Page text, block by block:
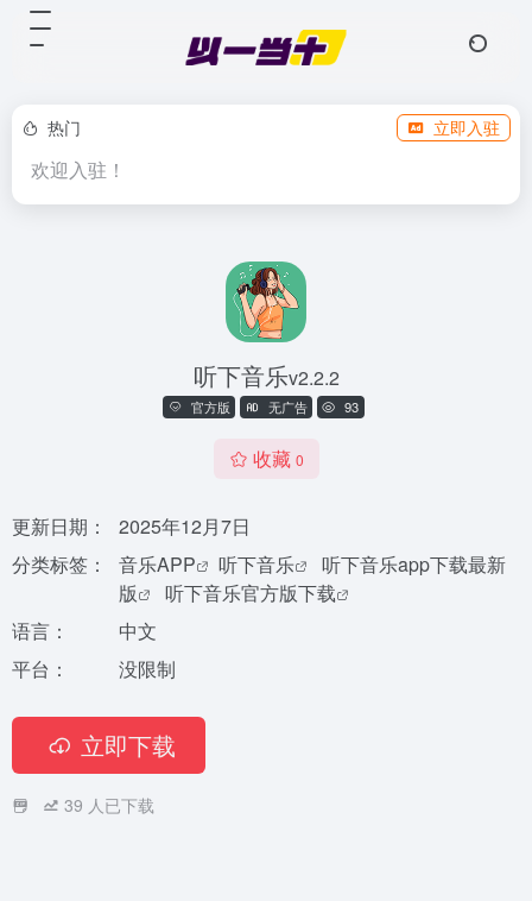
热门 立即入驻
欢迎入驻！
听下音乐v2.2.2
官方版 无广告 93
收藏 0
更新日期：
2025年12月7日
分类标签：
音乐APP 听下音乐
听下音乐app下载最新
版
听下音乐官方版下载
语言：
中文
平台：
没限制
立即下载
39 人已下载